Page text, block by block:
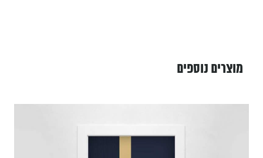
מוצרים נוספים